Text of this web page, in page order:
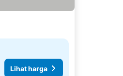
Lihat harga